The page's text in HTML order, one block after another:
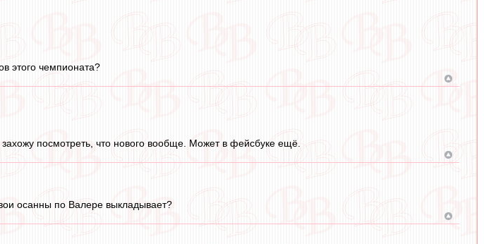
этого чемпионата?
посмотреть, что нового вообще. Может в фейсбуке ещё.
осанны по Валере выкладывает?